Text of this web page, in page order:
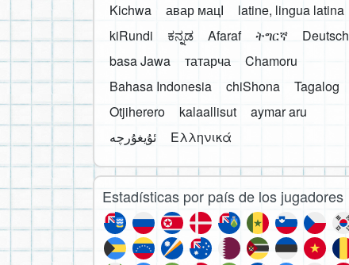
Kichwa
авар мацӀ
latine, lingua latina
kiRundi
ಕನ್ನಡ Afaraf ትግርኛ
Deutsch
basa Jawa
татарча
Chamoru
Bahasa Indonesia
chiShona
Tagalog
Otjiherero
kalaallisut
aymar aru
Ελληνικά
Estadísticas por país de los jugadores